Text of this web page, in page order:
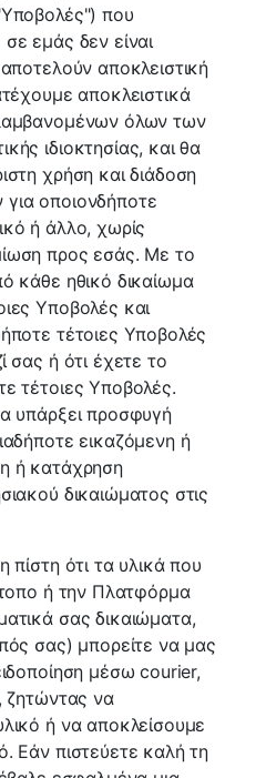
που
εμάς δεν είναι
αποκλειστική
αποκλειστικά
όλων των
ιδιοκτησίας, και θα
χρήση και διάδοση
οποιονδήποτε
ή άλλο, χωρίς
προς εσάς. Με το
κάθε ηθικό δικαίωμα
Υποβολές και
τέτοιες Υποβολές
σας ή ότι έχετε το
τέτοιες Υποβολές.
υπάρξει προσφυγή
εικαζόμενη ή
ή κατάχρηση
δικαιώματος στις
πίστη ότι τα υλικά που
ή την Πλατφόρμα
σας δικαιώματα,
σας) μπορείτε να μας
μέσω courier,
ζητώντας να
ή να αποκλείσουμε
Εάν πιστεύετε καλή τη